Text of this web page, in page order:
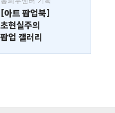
[아트 팝업북]
초현실주의
팝업 갤러리